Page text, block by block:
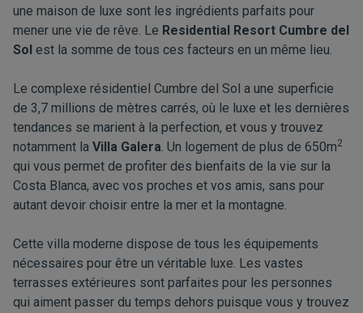
une maison de luxe sont les ingrédients parfaits pour
mener une vie de rêve. Le Residential Resort Cumbre del
Sol est la somme de tous ces facteurs en un même lieu.
Le complexe résidentiel Cumbre del Sol a une superficie
de 3,7 millions de mètres carrés, où le luxe et les dernières
tendances se marient à la perfection, et vous y trouvez
notamment la Villa Galera. Un logement de plus de 650m2
qui vous permet de profiter des bienfaits de la vie sur la
Costa Blanca, avec vos proches et vos amis, sans pour
autant devoir choisir entre la mer et la montagne.
Cette villa moderne dispose de tous les équipements
nécessaires pour être un véritable luxe. Les vastes
terrasses extérieures sont parfaites pour les personnes
qui aiment passer du temps dehors puisque vous y trouvez